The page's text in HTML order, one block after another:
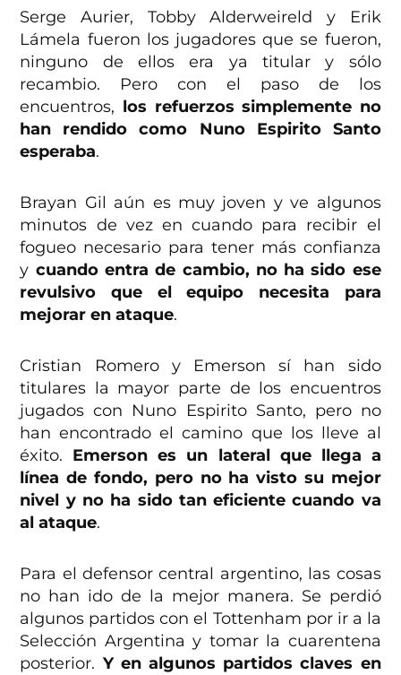
Serge Aurier, Tobby Alderweireld y Erik
Lámela fueron los jugadores que se fueron,
ninguno de ellos era ya titular y sólo
recambio. Pero con el paso de los
encuentros, los refuerzos simplemente no
han rendido como Nuno Espirito Santo
esperaba.
Brayan Gil aún es muy joven y ve algunos
minutos de vez en cuando para recibir el
fogueo necesario para tener más confianza
y cuando entra de cambio, no ha sido ese
revulsivo que el equipo necesita para
mejorar en ataque.
Cristian Romero y Emerson sí han sido
titulares la mayor parte de los encuentros
jugados con Nuno Espirito Santo, pero no
han encontrado el camino que los lleve al
éxito. Emerson es un lateral que llega a
línea de fondo, pero no ha visto su mejor
nivel y no ha sido tan eficiente cuando va
al ataque.
Para el defensor central argentino, las cosas
no han ido de la mejor manera. Se perdió
algunos partidos con el Tottenham por ir a la
Selección Argentina y tomar la cuarentena
posterior. Y en algunos partidos claves en